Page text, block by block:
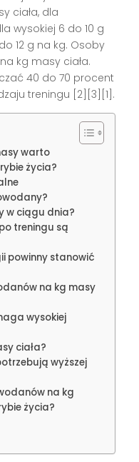
ciała, dla
wysokiej 6 do 10 g
12 g na kg. Osoby
kg masy ciała.
40 do 70 procent
treningu [2][3][1].
warto
życia?
w ciągu dnia?
treningu są
powinny stanowić
na kg masy
wysokiej
ciała?
wyższej
na kg
życia?